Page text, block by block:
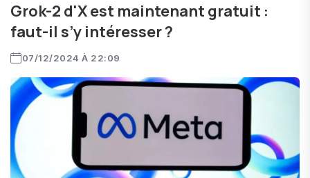
Grok-2 d'X est maintenant gratuit :
faut-il s’y intéresser ?
07/12/2024 À 22:09